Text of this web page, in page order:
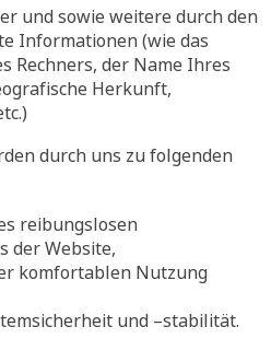
und sowie weitere durch den
Informationen (wie das
Rechners, der Name Ihres
Herkunft,
durch uns zu folgenden
reibungslosen
der Website,
komfortablen Nutzung
und –stabilität.